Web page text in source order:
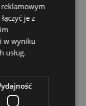
4 299,00 zł
DO KOSZYKA
je z
w wyniku
usług.